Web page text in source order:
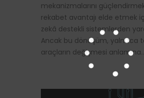
mekanizmalarını
rekabet avantajı elde etmek
zekâ destekli sistemlerden
Ancak bu dönüşüm, yalnızca
araçların değişmesi